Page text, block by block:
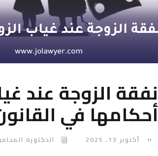
نفقة الزوجة عند
أحكامها في
أكتوبر 13, 2025 الدكتورة